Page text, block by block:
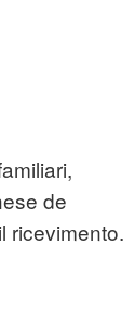
de
ricevimento.